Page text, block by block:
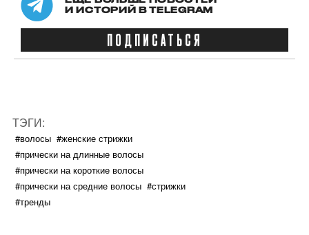
И ИСТОРИЙ В TELEGRAM
ПОДПИСАТЬСЯ
ТЭГИ:
#волосы #женские стрижки
#прически на длинные волосы
#прически на короткие волосы
#прически на средние волосы #стрижки
#тренды